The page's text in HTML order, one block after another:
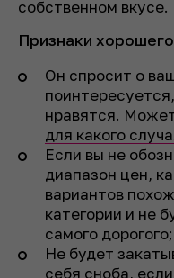
собственном вкусе.
Признаки
Он спросит о
нравятся.
для какого
Если вы не
диапазон цен,
вариантов
категории и не
самого дорогого;
Не будет
себя сноба,